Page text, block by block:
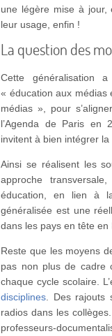
une légère mise à jour,
leur usage, enfin !
La question des
Cette généralisation
« éducation aux médias
médias », pour
l’Agenda de Paris en
invitent à bien intégrer la
Ainsi se réalisent les
approche
éducation, en lien à
généralisée est une
dans les pays en tête en
Reste que les moyens
pas non plus de cadre
chaque cycle scolaire.
disciplines . Des
radios dans les
professeurs-